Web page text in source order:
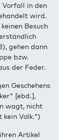
Vorfall in den
wird.
Besuch
gehen dann
bzw.
der Feder.
Geschehens
[ebd.],
wagt, nicht
kein Volk.")
Artikel